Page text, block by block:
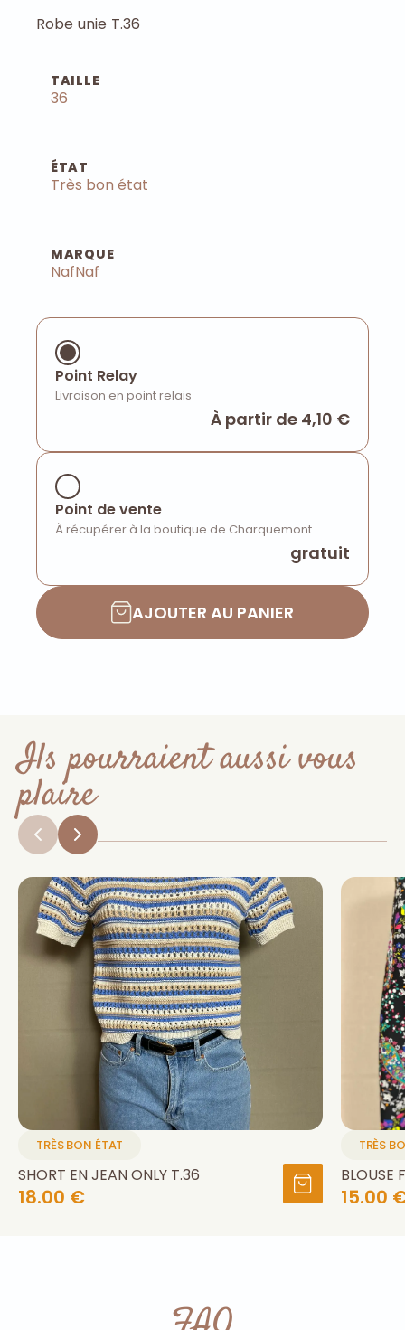
Robe unie T.36
TAILLE
36
ÉTAT
Très bon état
MARQUE
NafNaf
Point Relay
Livraison en point relais
À partir de 4,10 €
Point de vente
À récupérer à la boutique de Charquemont
gratuit
AJOUTER AU PANIER
Ils pourraient aussi vous
plaire
TRÈS BON ÉTAT
SHORT EN JEAN ONLY T.36
18.00 €
TRÈS
BLOUSE
15.00